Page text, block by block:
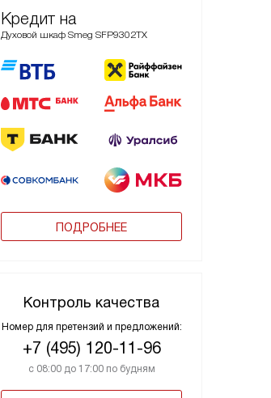
Кредит на
Духовой шкаф Smeg SFP9302TX
ПОДРОБНЕЕ
Контроль качества
Номер для претензий и предложений:
+7 (495) 120-11-96
с 08:00 до 17:00 по будням